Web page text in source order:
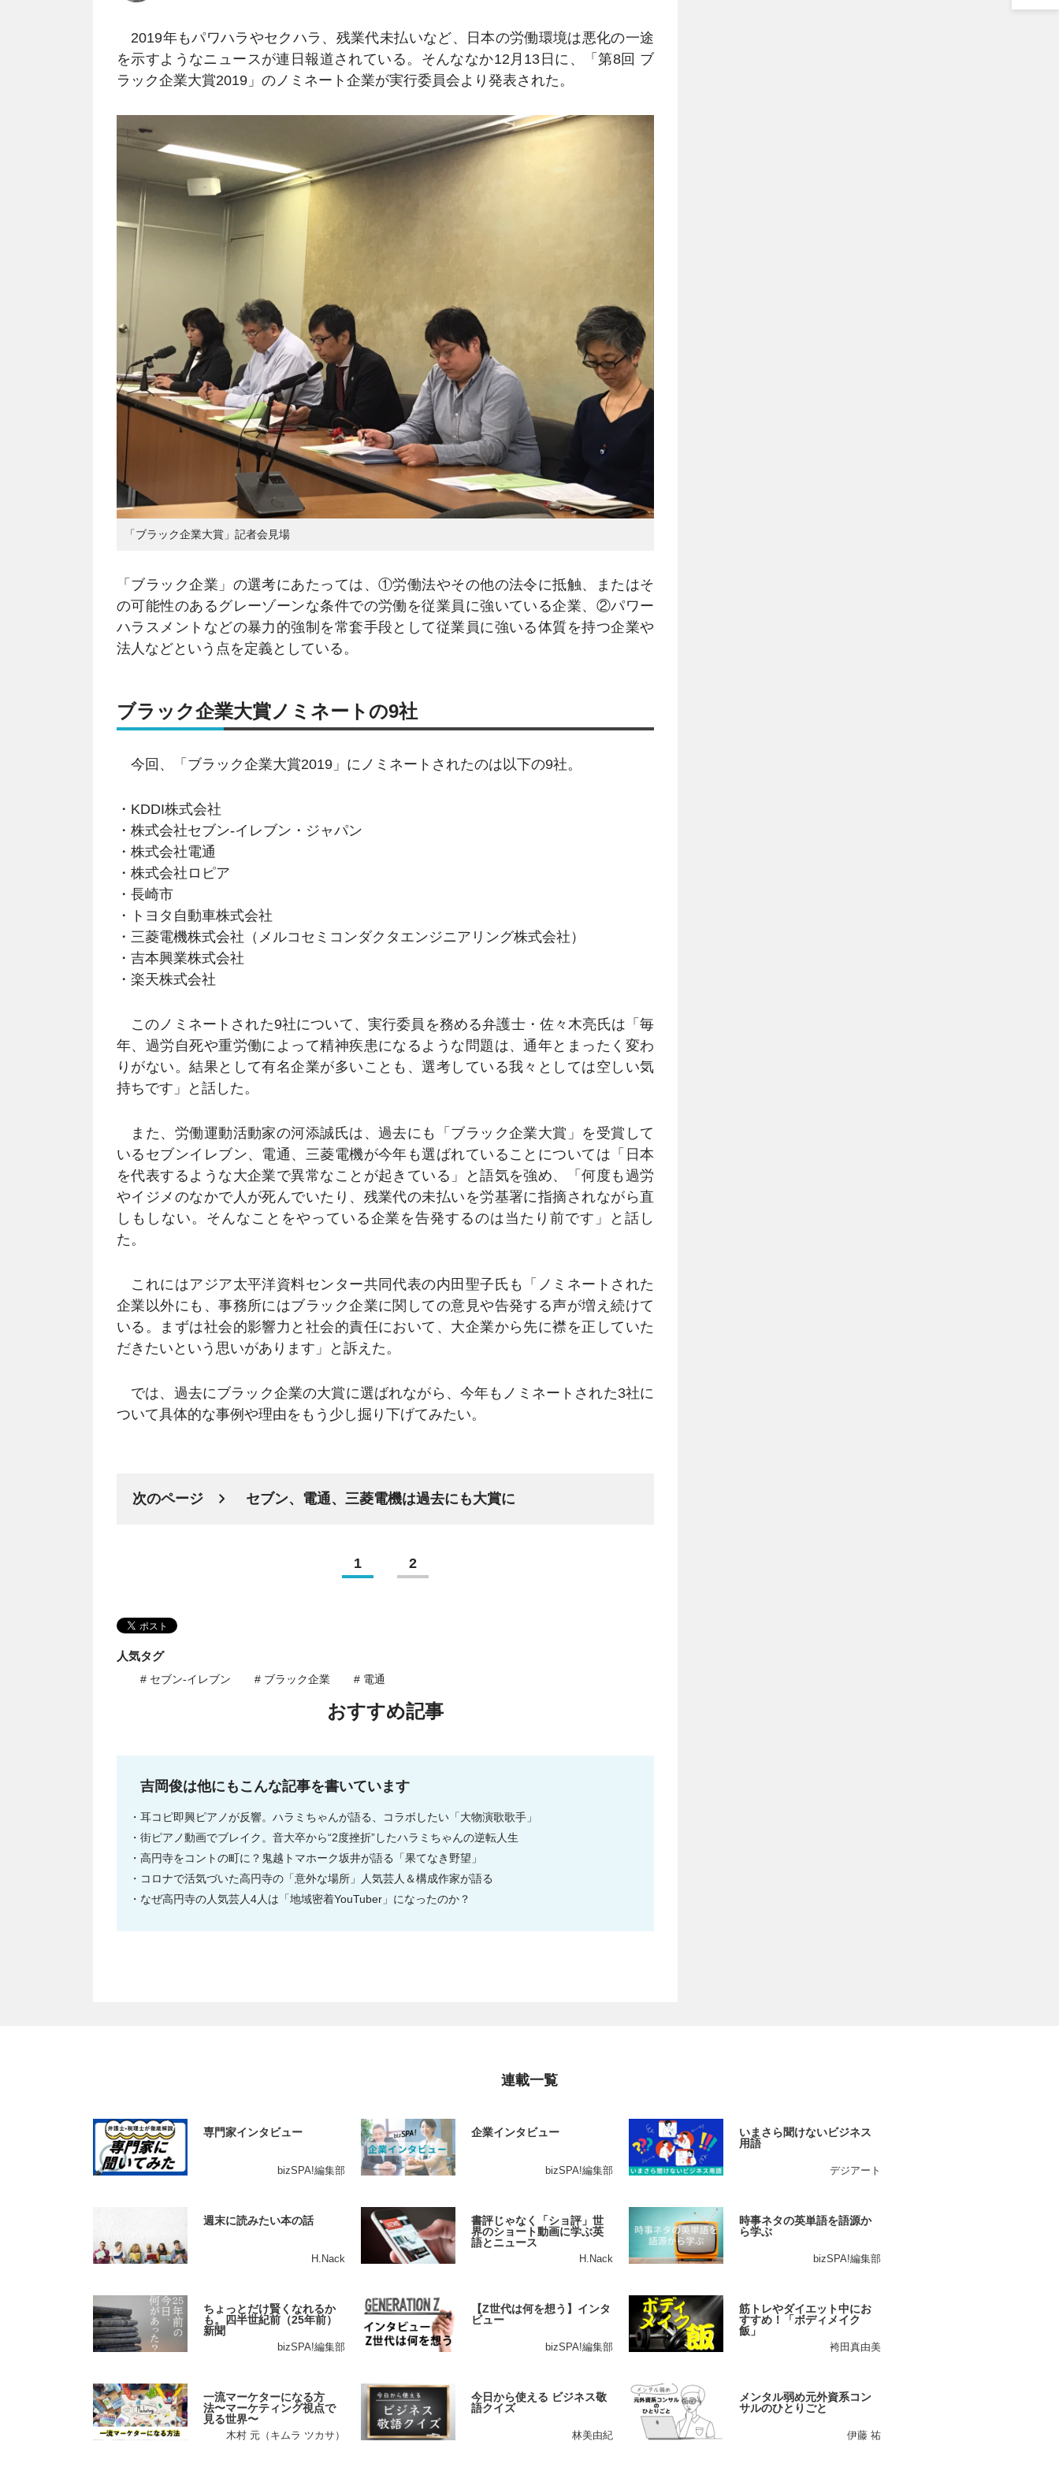
2019年もパワハラやセクハラ、残業代未払いなど、日本の労働環境は悪化の一途
を示すようなニュースが連日報道されている。そんななか12月13日に、「第8回 ブ
ラック企業大賞2019」のノミネート企業が実行委員会より発表された。
「ブラック企業大賞」記者会見場
「ブラック企業」の選考にあたっては、①労働法やその他の法令に抵触、またはそ
の可能性のあるグレーゾーンな条件での労働を従業員に強いている企業、②パワー
ハラスメントなどの暴力的強制を常套手段として従業員に強いる体質を持つ企業や
法人などという点を定義としている。
ブラック企業大賞ノミネートの9社
今回、「ブラック企業大賞2019」にノミネートされたのは以下の9社。
・KDDI株式会社
・株式会社セブン‐イレブン・ジャパン
・株式会社電通
・株式会社ロピア
・長崎市
・トヨタ自動車株式会社
・三菱電機株式会社（メルコセミコンダクタエンジニアリング株式会社）
・吉本興業株式会社
・楽天株式会社
このノミネートされた9社について、実行委員を務める弁護士・佐々木亮氏は「毎
年、過労自死や重労働によって精神疾患になるような問題は、通年とまったく変わ
りがない。結果として有名企業が多いことも、選考している我々としては空しい気
持ちです」と話した。
また、労働運動活動家の河添誠氏は、過去にも「ブラック企業大賞」を受賞して
いるセブンイレブン、電通、三菱電機が今年も選ばれていることについては「日本
を代表するような大企業で異常なことが起きている」と語気を強め、「何度も過労
やイジメのなかで人が死んでいたり、残業代の未払いを労基署に指摘されながら直
しもしない。そんなことをやっている企業を告発するのは当たり前です」と話し
た。
これにはアジア太平洋資料センター共同代表の内田聖子氏も「ノミネートされた
企業以外にも、事務所にはブラック企業に関しての意見や告発する声が増え続けて
いる。まずは社会的影響力と社会的責任において、大企業から先に襟を正していた
だきたいという思いがあります」と訴えた。
では、過去にブラック企業の大賞に選ばれながら、今年もノミネートされた3社に
ついて具体的な事例や理由をもう少し掘り下げてみたい。
次のページ セブン、電通、三菱電機は過去にも大賞に
1 2
人気タグ
# セブン-イレブン # ブラック企業 # 電通
おすすめ記事
吉岡俊は他にもこんな記事を書いています
耳コピ即興ピアノが反響。ハラミちゃんが語る、コラボしたい「大物演歌歌手」
街ピアノ動画でブレイク。音大卒から“2度挫折”したハラミちゃんの逆転人生
高円寺をコントの町に？鬼越トマホーク坂井が語る「果てなき野望」
コロナで活気づいた高円寺の「意外な場所」人気芸人＆構成作家が語る
なぜ高円寺の人気芸人4人は「地域密着YouTuber」になったのか？
連載一覧
専門家インタビュー
bizSPA!編集部
企業インタビュー
bizSPA!編集部
いまさら聞けないビジネス
用語
デジアート
週末に読みたい本の話
H.Nack
書評じゃなく「ショ評」世
界のショート動画に学ぶ英
語とニュース
H.Nack
時事ネタの英単語を語源か
ら学ぶ
bizSPA!編集部
ちょっとだけ賢くなれるか
も。四半世紀前（25年前）
新聞
bizSPA!編集部
【Z世代は何を想う】インタ
ビュー
bizSPA!編集部
筋トレやダイエット中にお
すすめ！「ボディメイク
飯」
袴田真由美
一流マーケターになる方
法〜マーケティング視点で
見る世界〜
木村 元（キムラ ツカサ）
今日から使える ビジネス敬
語クイズ
林美由紀
メンタル弱め元外資系コン
サルのひとりごと
伊藤 祐